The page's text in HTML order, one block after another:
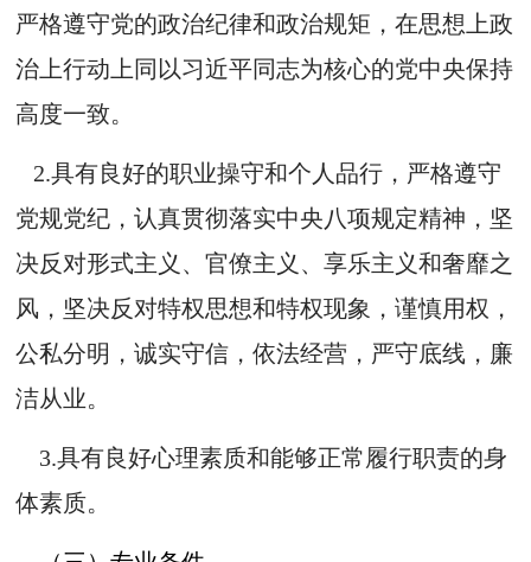
严格遵守党的政治纪律和政治规矩，在思想上政
治上行动上同以习近平同志为核心的党中央保持
高度一致。
2.具有良好的职业操守和个人品行，严格遵守
党规党纪，认真贯彻落实中央八项规定精神，坚
决反对形式主义、官僚主义、享乐主义和奢靡之
风，坚决反对特权思想和特权现象，谨慎用权，
公私分明，诚实守信，依法经营，严守底线，廉
洁从业。
3.具有良好心理素质和能够正常履行职责的身
体素质。